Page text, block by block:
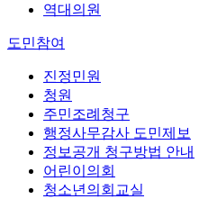
역대의원
도민참여
진정민원
청원
주민조례청구
행정사무감사 도민제보
정보공개 청구방법 안내
어린이의회
청소년의회교실